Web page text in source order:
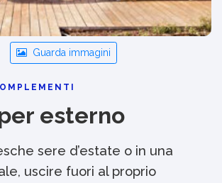
Guarda immagini
esterno
sere d’estate o in una
uscire fuori al proprio